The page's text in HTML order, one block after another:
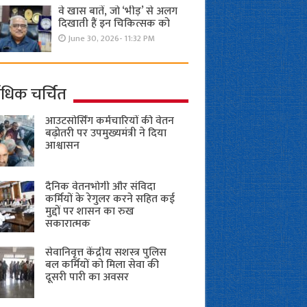
वे खास बातें, जो ‘भीड़’ से अलग
दिखाती हैं इन चिकित्सक को
June 30, 2026- 11:32 PM
चर्चित
आउटसोर्सिंग कर्मचारियों की वेतन
बढ़ोतरी पर उपमुख्यमंत्री ने दिया
आश्वासन
दैनिक वेतनभोगी और संविदा
कर्मियों के रेगुलर करने सहित कई
मुद्दों पर शासन का रुख
सकारात्मक
सेवानिवृत्त केंद्रीय सशस्त्र पुलिस
बल ​कर्मियों को मिला सेवा की
दूसरी पारी का अवसर